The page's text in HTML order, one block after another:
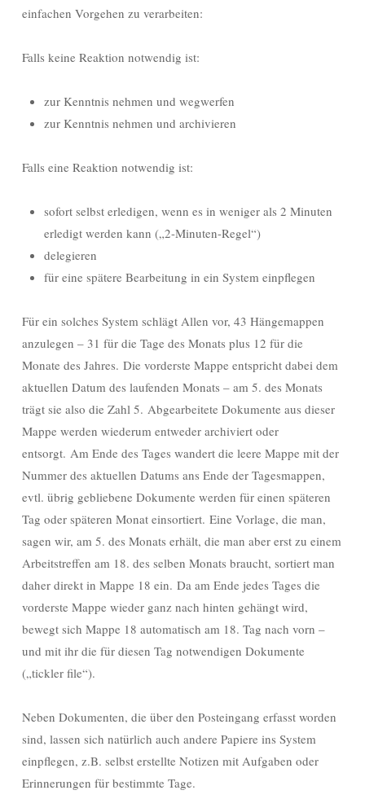
einfachen Vorgehen zu verarbeiten:
Falls keine Reaktion notwendig ist:
zur Kenntnis nehmen und wegwerfen
zur Kenntnis nehmen und archivieren
Falls eine Reaktion notwendig ist:
sofort selbst erledigen, wenn es in weniger als 2 Minuten
erledigt werden kann („2-Minuten-Regel“)
delegieren
für eine spätere Bearbeitung in ein System einpflegen
Für ein solches System schlägt Allen vor, 43 Hängemappen
anzulegen – 31 für die Tage des Monats plus 12 für die
Monate des Jahres. Die vorderste Mappe entspricht dabei dem
aktuellen Datum des laufenden Monats – am 5. des Monats
trägt sie also die Zahl 5. Abgearbeitete Dokumente aus dieser
Mappe werden wiederum entweder archiviert oder
entsorgt. Am Ende des Tages wandert die leere Mappe mit der
Nummer des aktuellen Datums ans Ende der Tagesmappen,
evtl. übrig gebliebene Dokumente werden für einen späteren
Tag oder späteren Monat einsortiert. Eine Vorlage, die man,
sagen wir, am 5. des Monats erhält, die man aber erst zu einem
Arbeitstreffen am 18. des selben Monats braucht, sortiert man
daher direkt in Mappe 18 ein. Da am Ende jedes Tages die
vorderste Mappe wieder ganz nach hinten gehängt wird,
bewegt sich Mappe 18 automatisch am 18. Tag nach vorn –
und mit ihr die für diesen Tag notwendigen Dokumente
(„tickler file“).
Neben Dokumenten, die über den Posteingang erfasst worden
sind, lassen sich natürlich auch andere Papiere ins System
einpflegen, z.B. selbst erstellte Notizen mit Aufgaben oder
Erinnerungen für bestimmte Tage.